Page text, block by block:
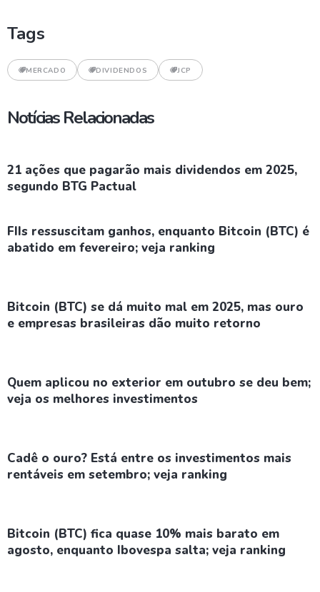
Tags
MERCADO DIVIDENDOS JCP
Notícias Relacionadas
21 ações que pagarão mais dividendos em 2025,
segundo BTG Pactual
FIIs ressuscitam ganhos, enquanto Bitcoin (BTC) é
abatido em fevereiro; veja ranking
Bitcoin (BTC) se dá muito mal em 2025, mas ouro
e empresas brasileiras dão muito retorno
Quem aplicou no exterior em outubro se deu bem;
veja os melhores investimentos
Cadê o ouro? Está entre os investimentos mais
rentáveis em setembro; veja ranking
Bitcoin (BTC) fica quase 10% mais barato em
agosto, enquanto Ibovespa salta; veja ranking